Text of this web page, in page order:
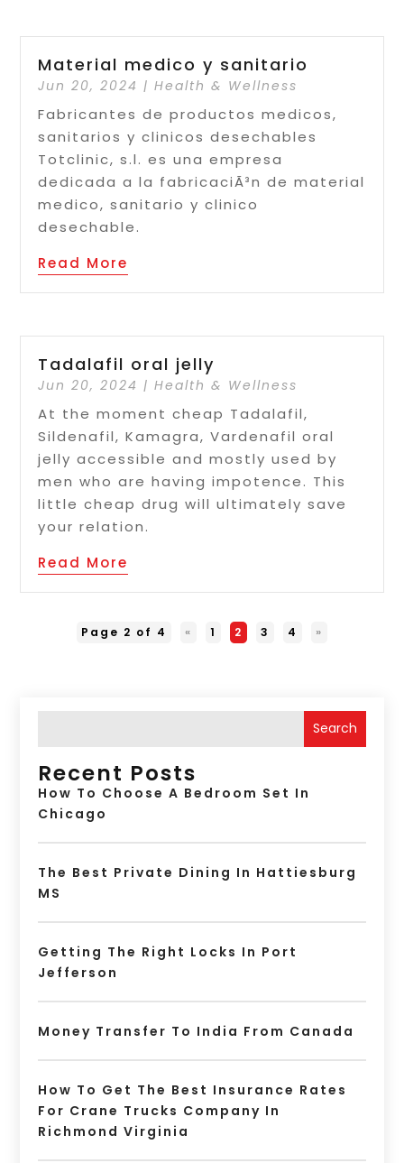
Material medico y sanitario
Jun 20, 2024 |Health & Wellness
Fabricantes de productos medicos,
sanitarios y clinicos desechables
Totclinic, s.l. es una empresa
dedicada a la fabricaciÃ³n de material
medico, sanitario y clinico
desechable.
Read More
Tadalafil oral jelly
Jun 20, 2024 |Health & Wellness
At the moment cheap Tadalafil,
Sildenafil, Kamagra, Vardenafil oral
jelly accessible and mostly used by
men who are having impotence. This
little cheap drug will ultimately save
your relation.
Read More
Page 2 of 4 « 1 2 3 4 »
Search
Recent Posts
How To Choose A Bedroom Set In
Chicago
The Best Private Dining In Hattiesburg
MS
Getting The Right Locks In Port
Jefferson
Money Transfer To India From Canada
How To Get The Best Insurance Rates
For Crane Trucks Company In
Richmond Virginia